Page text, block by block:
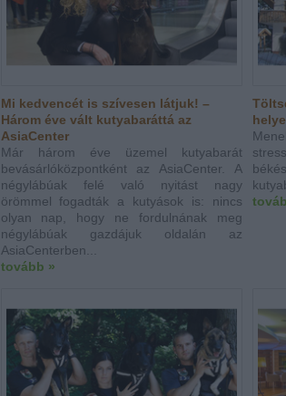
Mi kedvencét is szívesen látjuk! –
Három éve vált kutyabaráttá az
AsiaCenter
Már három éve üzemel kutyabarát
bevásárlóközpontként az AsiaCenter. A
négylábúak felé való nyitást nagy
örömmel fogadták a kutyások is: nincs
olyan nap, hogy ne fordulnának meg
négylábúak gazdájuk oldalán az
AsiaCenterben...
tovább »